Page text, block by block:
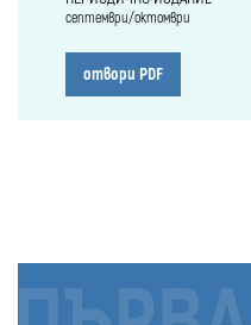
септември/октомври
отвори PDF